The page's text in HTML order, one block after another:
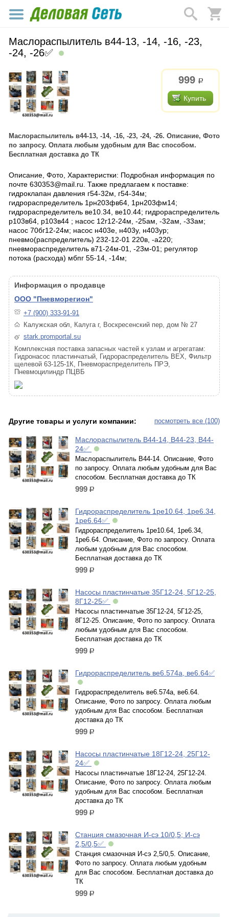
Маслораспылитель в44-13, -14, -16, -23,
-24, -26✅
999 р.
Купить
Маслораспылитель в44-13, -14, -16, -23, -24, -26. Описание, Фото
по запросу. Оплата любым удобным для Вас способом.
Бесплатная доставка до ТК
Описание, Фото, Характеристки: Подробная информация по
почте 630353@mail.ru. Также предлагаем к поставке:
гидроклапан давления г54-32м, г54-34м;
гидрораспределитель 1рн203фв64, 1рн203фм14;
гидрораспределитель ве10.34, ве10.44; гидрораспределитель
р103в64, р103в44 ; насос 12г12-24м, -25ам, -32ам, -33ам;
насос 70бг12-24м; насос н403е, н403у, н403ур;
пневмо(распределитель) 232-12-01 220в, -а220;
пневмораспределитель в71-24м-01, -23м-01; регулятор
потока (расхода) мбпг 55-14, -14м;
Информация о продавце
ООО "Пневморегион"
+7 (900) 333-91-91
Калужская обл, Калуга г, Воскресенский пер, дом № 27
stark.promportal.su
Комплексная поставка запасных частей к узлам и агрегатам:
Гидронасос пластинчатый, Гидрораспределитель ВЕХ, Фильтр
щелевой 63-125-1К, Пневмораспределитель ПРЭ,
Пневмоцилиндр ПЦВБ
посмотреть все (100)
Другие товары и услуги компании:
Маслораспылитель В44-14, В44-23, В44-
24✅
Маслораспылитель В44-14. Описание, Фото
по запросу. Оплата любым удобным для Вас
способом. Бесплатная доставка до ТК
999 р.
Гидрораспределитель 1ре10.64, 1ре6.34,
1ре6.64✅
Гидрораспределитель 1ре10.64, 1ре6.34,
1ре6.64. Описание, Фото по запросу. Оплата
любым удобным для Вас способом.
Бесплатная доставка до ТК
999 р.
Насосы пластинчатые 35Г12-24, 5Г12-25,
8Г12-25✅
Насосы пластинчатые 35Г12-24, 5Г12-25,
8Г12-25. Описание, Фото по запросу. Оплата
любым удобным для Вас способом.
Бесплатная доставка до ТК
999 р.
Гидрораспределитель ве6.574а, ве6.64✅
Гидрораспределитель ве6.574а, ве6.64.
Описание, Фото по запросу. Оплата любым
удобным для Вас способом. Бесплатная
доставка до ТК
999 р.
Насосы пластинчатые 18Г12-24, 25Г12-
24✅
Насосы пластинчатые 18Г12-24, 25Г12-24.
Описание, Фото по запросу. Оплата любым
удобным для Вас способом. Бесплатная
доставка до ТК
999 р.
Станция смазочная И-сэ 10/0,5; И-сэ
2,5/0,5✅
Станция смазочная И-сэ 2,5/0,5. Описание,
Фото по запросу. Оплата любым удобным
для Вас способом. Бесплатная доставка до
ТК
999 р.